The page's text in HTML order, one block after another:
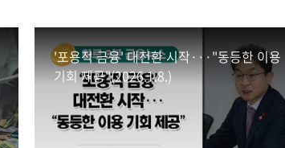
'포용적 금융' 대전환 시작···"동등한 이용
기회 제공"(2026.1.8.)